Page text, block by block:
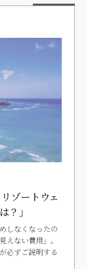
ゾートウェ
？」
しなくなったの
えない費用」。
必ずご説明する